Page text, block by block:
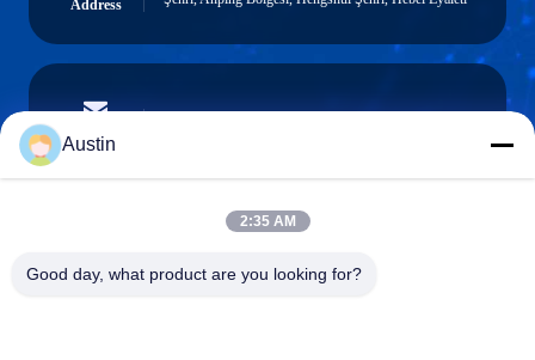
Address
E-mail
Phone
Austin
2:35 AM
Good day, what product are you looking for?